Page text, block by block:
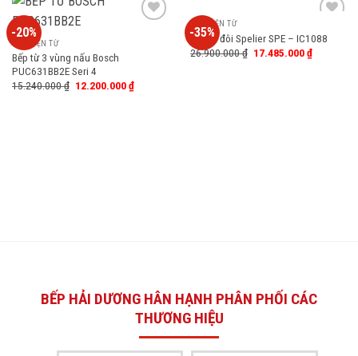
-20%
BẾP ĐIỆN TỪ
Bếp từ 3 vùng nấu Bosch
PUC631BB2E Seri 4
15.240.000₫ 12.200.000₫
-35%
to
wishlist
BẾP ĐIỆN TỪ
Bếp từ đôi Spelier SPE – IC1088
26.900.000₫ 17.485.000₫
BẾP HẢI DƯƠNG HÂN HẠNH PHÂN PHỐI CÁC
THƯƠNG HIỆU